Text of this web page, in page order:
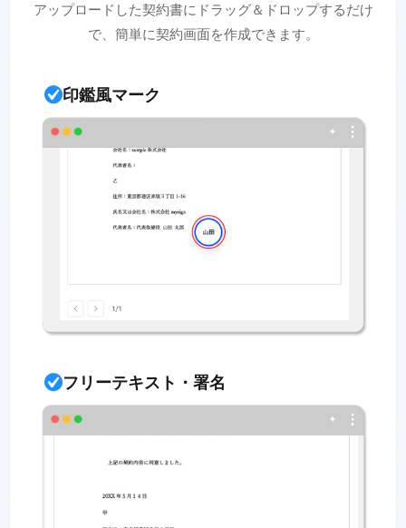
アップロードした契約書にドラッグ＆ドロップするだけ
で、簡単に契約画面を作成できます。
印鑑風マーク
フリーテキスト・署名